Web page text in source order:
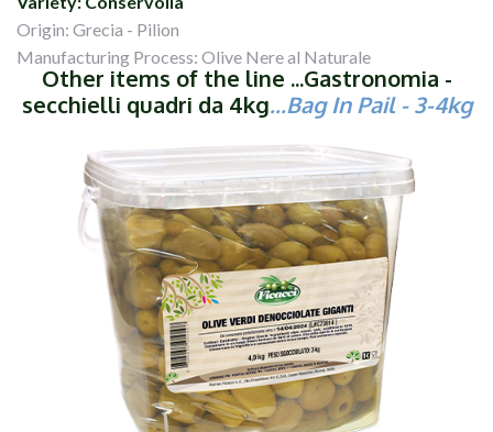
Origin: Grecia - Pilion
Manufacturing Process: Olive Nere al Naturale
Other items of the line ...Gastronomia -
secchielli quadri da 4kg...Bag In Pail - 3-4kg